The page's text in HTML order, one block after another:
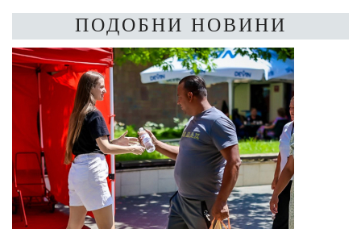
ПОДОБНИ НОВИНИ